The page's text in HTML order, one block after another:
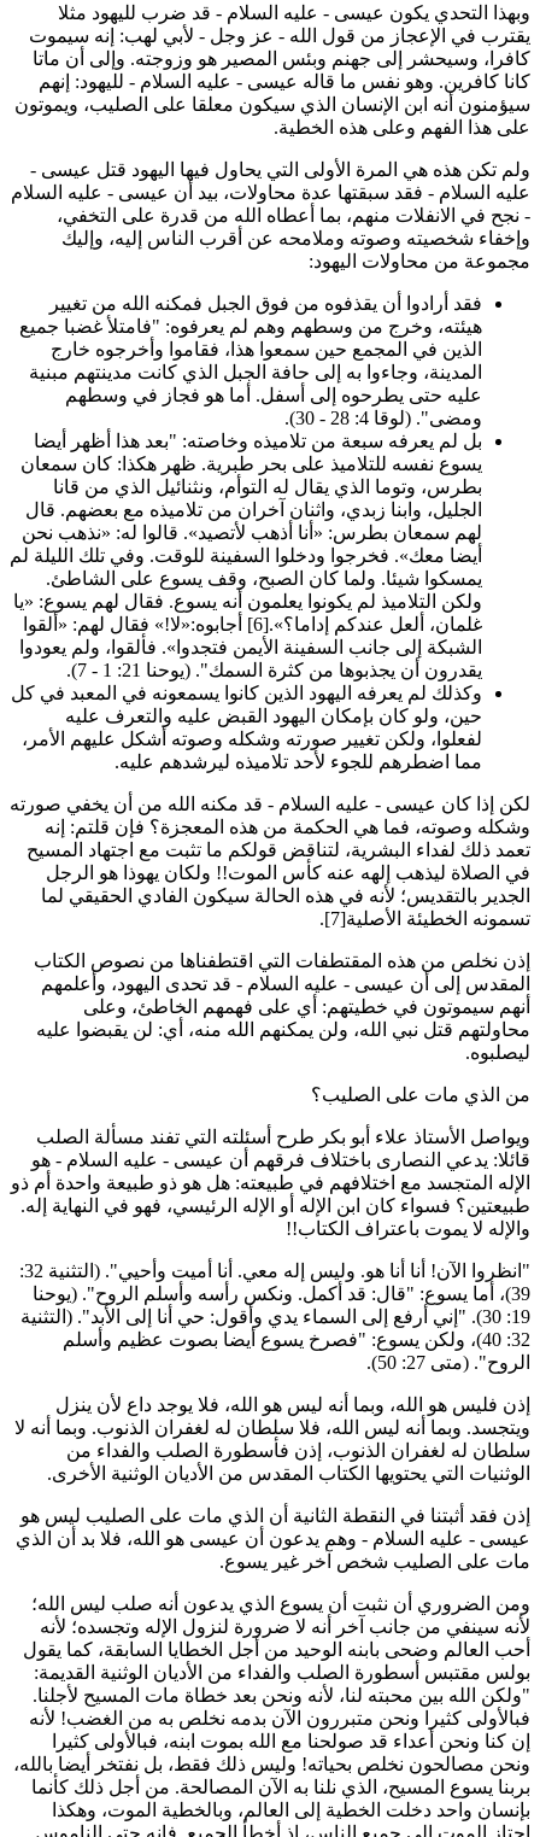
التحدي يكون عيسى - عليه السلام - قد ضرب لليهود مثلا
في الإعجاز من قول الله - عز وجل - لأبي لهب: إنه سيموت
وسيحشر إلى جهنم وبئس المصير هو وزوجته. وإلى أن ماتا
كافرين. وهو نفس ما قاله عيسى - عليه السلام - لليهود: إنهم
أنه ابن الإنسان الذي سيكون معلقا على الصليب، ويموتون
هذا الفهم وعلى هذه الخطية.
تكن هذه هي المرة الأولى التي يحاول فيها اليهود قتل عيسى -
السلام - فقد سبقتها عدة محاولات، بيد أن عيسى - عليه السلام
نجح في الانفلات منهم، بما أعطاه الله من قدرة على التخفي،
شخصيته وصوته وملامحه عن أقرب الناس إليه، وإليك
من محاولات اليهود:
فقد أرادوا أن يقذفوه من فوق الجبل فمكنه الله من تغيير
هيئته، وخرج من وسطهم وهم لم يعرفوه: "فامتلأ غضبا جميع
الذين في المجمع حين سمعوا هذا، فقاموا وأخرجوه خارج
المدينة، وجاءوا به إلى حافة الجبل الذي كانت مدينتهم مبنية
عليه حتى يطرحوه إلى أسفل. أما هو فجاز في وسطهم
ومضى". (لوقا 4: 28 - 30).
بل لم يعرفه سبعة من تلاميذه وخاصته: "بعد هذا أظهر أيضا
يسوع نفسه للتلاميذ على بحر طبرية. ظهر هكذا: كان سمعان
بطرس، وتوما الذي يقال له التوأم، ونثنائيل الذي من قانا
الجليل، وابنا زبدي، واثنان آخران من تلاميذه مع بعضهم. قال
لهم سمعان بطرس: «أنا أذهب لأتصيد». قالوا له: «نذهب نحن
أيضا معك». فخرجوا ودخلوا السفينة للوقت. وفي تلك الليلة لم
يمسكوا شيئا. ولما كان الصبح، وقف يسوع على الشاطئ.
ولكن التلاميذ لم يكونوا يعلمون أنه يسوع. فقال لهم يسوع: «يا
غلمان، ألعل عندكم إداما؟».[6] أجابوه:«لا!» فقال لهم: «ألقوا
الشبكة إلى جانب السفينة الأيمن فتجدوا». فألقوا، ولم يعودوا
يقدرون أن يجذبوها من كثرة السمك". (يوحنا 21: 1 - 7).
وكذلك لم يعرفه اليهود الذين كانوا يسمعونه في المعبد في كل
حين، ولو كان بإمكان اليهود القبض عليه والتعرف عليه
لفعلوا، ولكن تغيير صورته وشكله وصوته أشكل عليهم الأمر،
مما اضطرهم للجوء لأحد تلاميذه ليرشدهم عليه.
إذا كان عيسى - عليه السلام - قد مكنه الله من أن يخفي صورته
وصوته، فما هي الحكمة من هذه المعجزة؟ فإن قلتم: إنه
ذلك لفداء البشرية، لتناقض قولكم ما تثبت مع اجتهاد المسيح
الصلاة ليذهب إلهه عنه كأس الموت!! ولكان يهوذا هو الرجل
بالتقديس؛ لأنه في هذه الحالة سيكون الفادي الحقيقي لما
الخطيئة الأصلية[7].
نخلص من هذه المقتطفات التي اقتطفناها من نصوص الكتاب
إلى أن عيسى - عليه السلام - قد تحدى اليهود، وأعلمهم
سيموتون في خطيتهم: أي على فهمهم الخاطئ، وعلى
قتل نبي الله، ولن يمكنهم الله منه، أي: لن يقبضوا عليه
الذي مات على الصليب؟
الأستاذ علاء أبو بكر طرح أسئلته التي تفند مسألة الصلب
يدعي النصارى باختلاف فرقهم أن عيسى - عليه السلام - هو
المتجسد مع اختلافهم في طبيعته: هل هو ذو طبيعة واحدة أم ذو
فسواء كان ابن الإله أو الإله الرئيسي، فهو في النهاية إله.
لا يموت باعتراف الكتاب!!
"انظروا الآن! أنا أنا هو. وليس إله معي. أنا أميت وأحيي". (التثنية 32:
39)، أما يسوع: "قال: قد أكمل. ونكس رأسه وأسلم الروح". (يوحنا
19: 30). "إني أرفع إلى السماء يدي وأقول: حي أنا إلى الأبد". (التثنية
32: 40)، ولكن يسوع: "فصرخ يسوع أيضا بصوت عظيم وأسلم
(متى 27: 50).
فليس هو الله، وبما أنه ليس هو الله، فلا يوجد داع لأن ينزل
وبما أنه ليس الله، فلا سلطان له لغفران الذنوب. وبما أنه لا
له لغفران الذنوب، إذن فأسطورة الصلب والفداء من
التي يحتويها الكتاب المقدس من الأديان الوثنية الأخرى.
فقد أثبتنا في النقطة الثانية أن الذي مات على الصليب ليس هو
- عليه السلام - وهم يدعون أن عيسى هو الله، فلا بد أن الذي
على الصليب شخص آخر غير يسوع.
الضروري أن نثبت أن يسوع الذي يدعون أنه صلب ليس الله؛
سينفي من جانب آخر أنه لا ضرورة لنزول الإله وتجسده؛ لأنه
العالم وضحى بابنه الوحيد من أجل الخطايا السابقة، كما يقول
مقتبس أسطورة الصلب والفداء من الأديان الوثنية القديمة:
الله بين محبته لنا، لأنه ونحن بعد خطاة مات المسيح لأجلنا.
كثيرا ونحن متبررون الآن بدمه نخلص به من الغضب! لأنه
كنا ونحن أعداء قد صولحنا مع الله بموت ابنه، فبالأولى كثيرا
مصالحون نخلص بحياته! وليس ذلك فقط، بل نفتخر أيضا بالله،
يسوع المسيح، الذي نلنا به الآن المصالحة. من أجل ذلك كأنما
واحد دخلت الخطية إلى العالم، وبالخطية الموت، وهكذا
الموت إلى جميع الناس، إذ أخطأ الجميع. فإنه حتى الناموس